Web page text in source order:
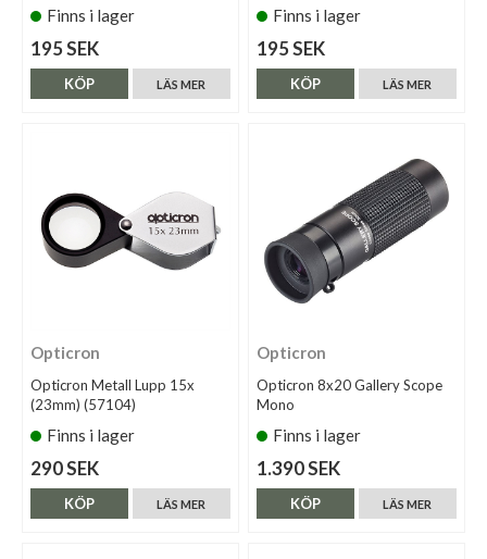
Finns i lager
195 SEK
LÄS MER
KÖP
Finns i lager
195 SEK
LÄS MER
KÖP
Opticron
Opticron Metall Lupp 15x
(23mm) (57104)
Finns i lager
290 SEK
LÄS MER
KÖP
Opticron
Opticron 8x20 Gallery Scope
Mono
Finns i lager
1.390 SEK
LÄS MER
KÖP